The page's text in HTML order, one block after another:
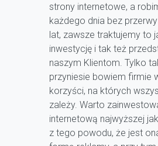
strony internetowe, a
każdego dnia bez
lat, zawsze traktujemy to
inwestycję i tak też
naszym Klientom. Tylko
przyniesie bowiem firmie
korzyści, na których
zależy. Warto
internetową najwyższej
z tego powodu, że jest